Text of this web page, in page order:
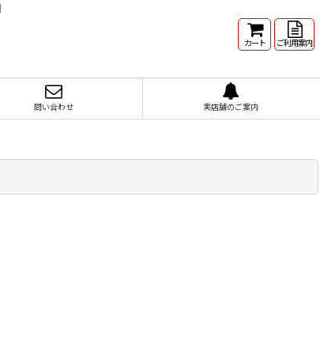
カート ご利用案内
問い合わせ 実店舗のご案内